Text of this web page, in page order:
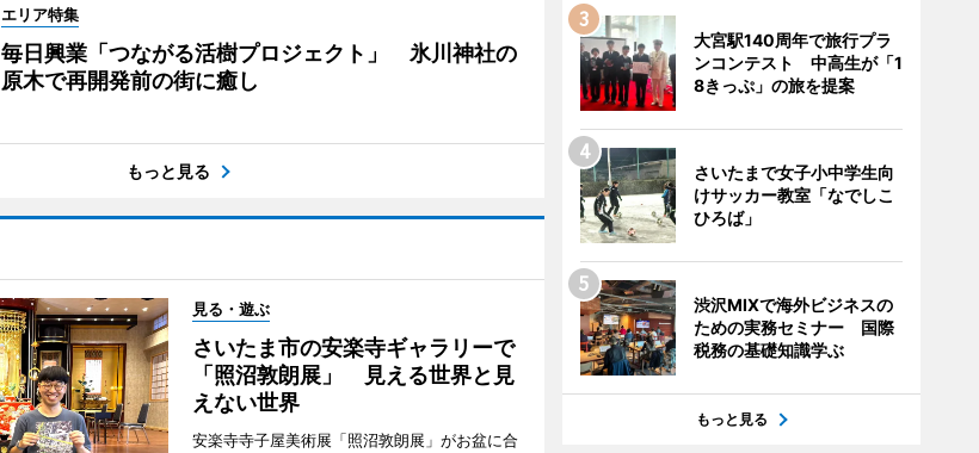
エリア特集
毎日興業「つながる活樹プロジェクト」 氷川神社の
原木で再開発前の街に癒し
もっと見る
見る・遊ぶ
さいたま市の安楽寺ギャラリーで
「照沼敦朗展」 見える世界と見
えない世界
安楽寺寺子屋美術展「照沼敦朗展」がお盆に合
大宮駅140周年で旅行プラ
ンコンテスト 中高生が「1
8きっぷ」の旅を提案
さいたまで女子小中学生向
けサッカー教室「なでしこ
ひろば」
渋沢MIXで海外ビジネスの
ための実務セミナー 国際
税務の基礎知識学ぶ
もっと見る